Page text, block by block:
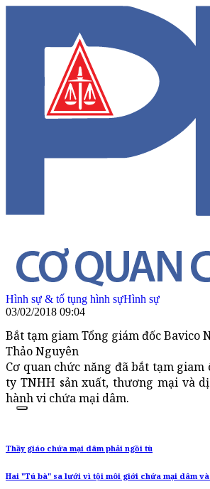
Hình sự & tố tụng hình sựHình sự
03/02/2018 09:04
Bắt tạm giam Tổng giám đốc Bavico
Thảo Nguyên
Cơ quan chức năng đã bắt tạm
ty TNHH sản xuất, thương mại và
hành vi chứa mại dâm.
Thầy giáo chứa mại dâm phải ngồi tù
Hai "Tú bà" sa lưới vì tội môi giới chứa mại dâm